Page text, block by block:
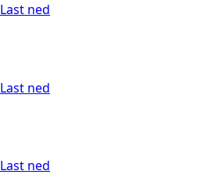
Last ned
Last ned
Last ned